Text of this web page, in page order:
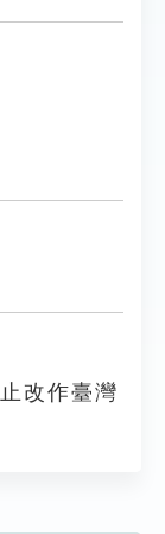
改作臺灣